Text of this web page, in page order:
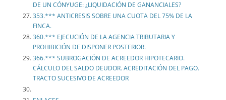
DE UN CÓNYUGE: ¿LIQUIDACIÓN DE GANANCIALES?
353.*** ANTICRESIS SOBRE UNA CUOTA DEL 75% DE LA
FINCA.
360.*** EJECUCIÓN DE LA AGENCIA TRIBUTARIA Y
PROHIBICIÓN DE DISPONER POSTERIOR.
366.*** SUBROGACIÓN DE ACREEDOR HIPOTECARIO.
CÁLCULO DEL SALDO DEUDOR. ACREDITACIÓN DEL PAGO.
TRACTO SUCESIVO DE ACREEDOR